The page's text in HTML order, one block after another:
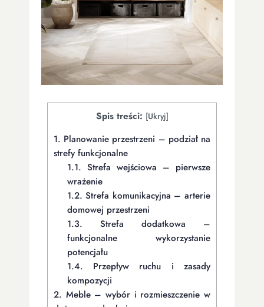
Spis treści: [Ukryj]
1. Planowanie przestrzeni – podział na
strefy funkcjonalne
1.1. Strefa wejściowa – pierwsze
wrażenie
1.2. Strefa komunikacyjna – arterie
domowej przestrzeni
1.3. Strefa dodatkowa –
funkcjonalne wykorzystanie
potencjału
1.4. Przepływ ruchu i zasady
kompozycji
2. Meble – wybór i rozmieszczenie w